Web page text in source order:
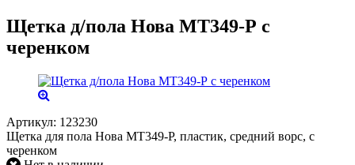
Щетка д/пола Нова МТ349-Р с
черенком
Артикул: 123230
Щетка для пола Нова МТ349-Р, пластик, средний ворс, с
черенком